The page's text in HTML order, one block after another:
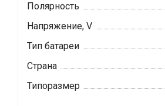
Полярность
Напряжение, V
Тип батареи
Страна
Типоразмер